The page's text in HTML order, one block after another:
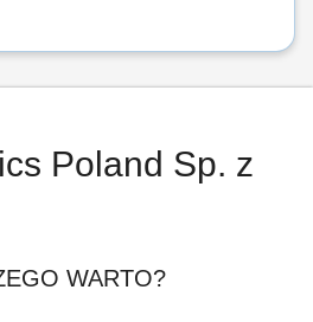
Poland Sp. z
WARTO?